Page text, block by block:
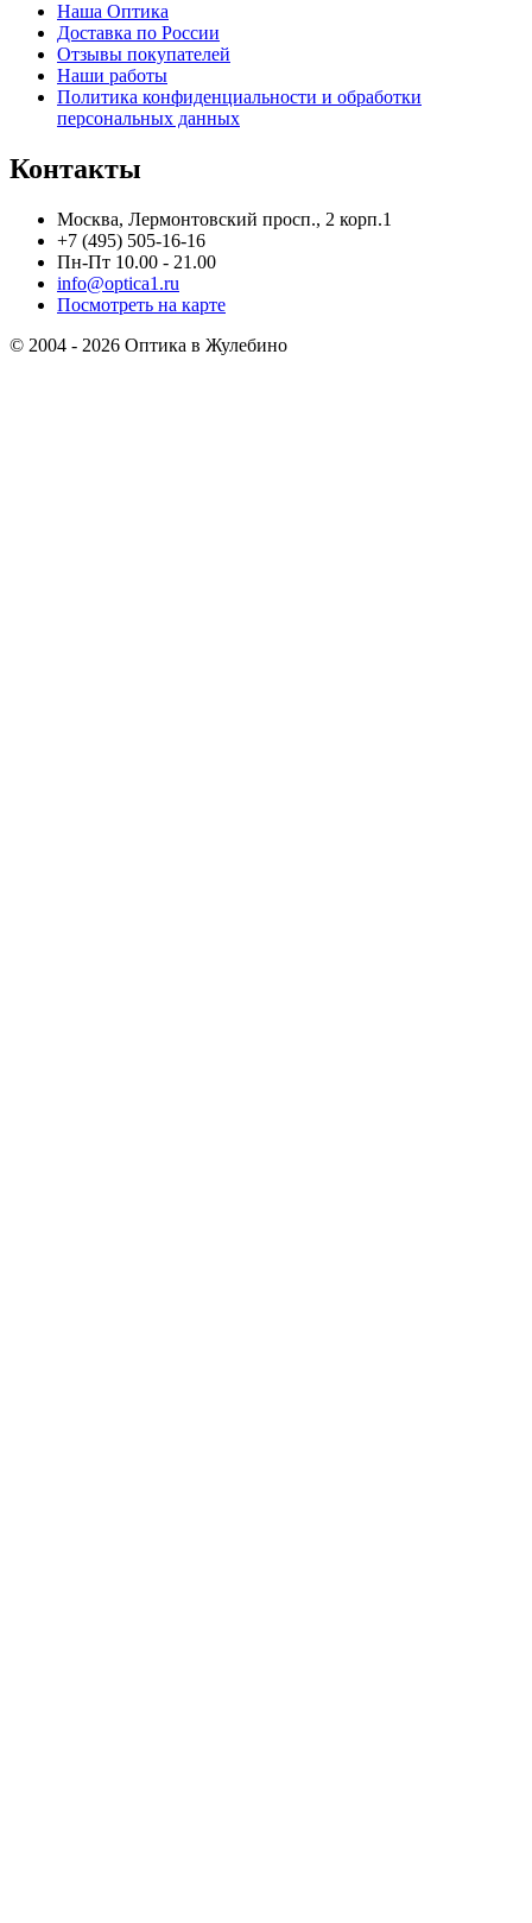
Наша Оптика
Доставка по России
Отзывы покупателей
Наши работы
Политика конфиденциальности и обработки
персональных данных
Контакты
Москва, Лермонтовский просп., 2 корп.1
+7 (495) 505-16-16
Пн-Пт 10.00 - 21.00
info@optica1.ru
Посмотреть на карте
© 2004 - 2026 Оптика в Жулебино